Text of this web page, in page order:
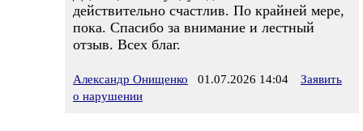
действительно счастлив. По крайней мере,
пока. Спасибо за внимание и лестный
отзыв. Всех благ.
Александр Онищенко 01.07.2026 14:04
Заявить
о нарушении